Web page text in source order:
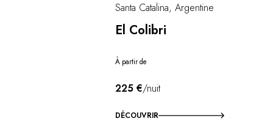
Santa Catalina, Argentine
El Colibri
À partir de
225 €/nuit
DÉCOUVRIR